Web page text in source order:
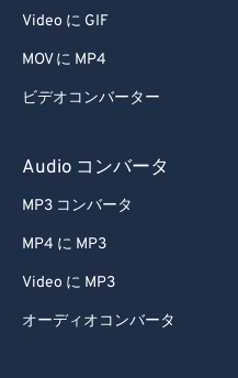
Video に GIF
MOV に MP4
ビデオコンバーター
Audio コンバータ
MP3 コンバータ
MP4 に MP3
Video に MP3
オーディオコンバータ